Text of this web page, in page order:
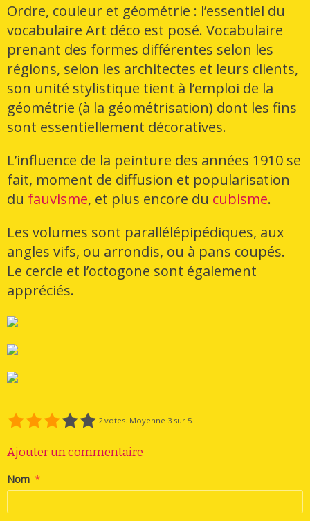
Ordre, couleur et géométrie : l’essentiel du
vocabulaire Art déco est posé. Vocabulaire
prenant des formes différentes selon les
régions, selon les architectes et leurs clients,
son unité stylistique tient à l’emploi de la
géométrie (à la géométrisation) dont les fins
sont essentiellement décoratives.
L’influence de la peinture des années 1910 se
fait, moment de diffusion et popularisation
du fauvisme, et plus encore du cubisme.
Les volumes sont parallélépipédiques, aux
angles vifs, ou arrondis, ou à pans coupés.
Le cercle et l’octogone sont également
appréciés.
2votes. Moyenne 3 sur 5.
Ajouter un commentaire
Nom